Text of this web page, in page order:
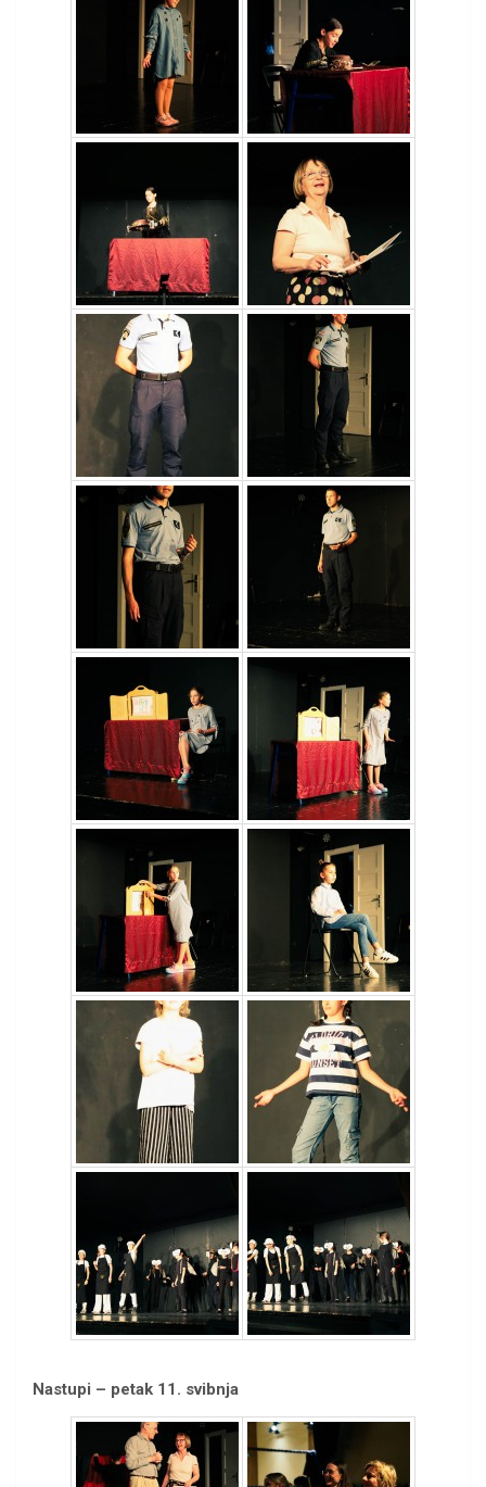
Nastupi – petak 11. svibnja